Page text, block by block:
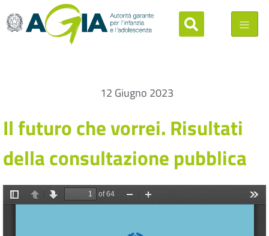
12 Giugno 2023
Il futuro che vorrei. Risultati
della consultazione pubblica